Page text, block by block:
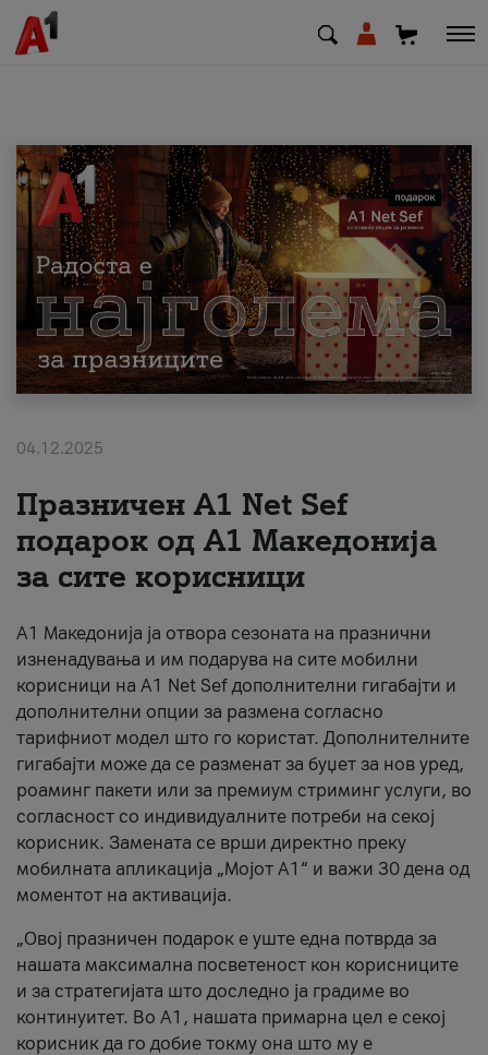
МК EN SQ
Приватни Деловни
Поддршка
Надополни кредит
За нас
#ПодобарОнлајн
04.12.2025
Празничен A1 Net Sеf
подарок од А1 Македонија
за сите корисници
А1 Македонија ја отвора сезоната на празнични
изненадувања и им подарува на сите мобилни
корисници на A1 Net Sef дополнителни гигабајти и
дополнителни опции за размена согласно
тарифниот модел што го користат. Дополнителните
гигабајти може да се разменат за буџет за нов уред,
роаминг пакети или за премиум стриминг услуги, во
согласност со индивидуалните потреби на секој
корисник. Замената се врши директно преку
мобилната апликација „Мојот А1“ и важи 30 дена од
моментот на активација.
„Овој празничен подарок е уште една потврда за
нашата максимална посветеност кон корисниците
и за стратегијата што доследно ја градиме во
континуитет. Во А1, нашата примарна цел е секој
корисник да го добие токму она што му е